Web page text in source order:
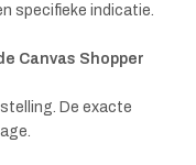
specifieke indicatie.
Canvas Shopper
De exacte